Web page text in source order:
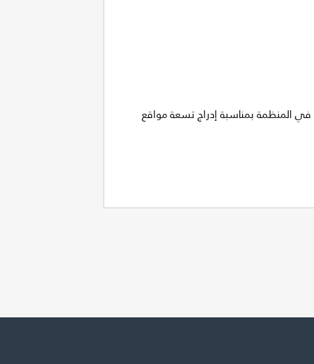
في المنظمة بمناسبة إدراج تسعة مواقع